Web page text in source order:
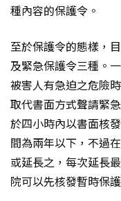
種內容的保護令。
至於保護令的態樣，
及緊急保護令三種。
被害人有急迫之危險
取代書面方式聲請緊
於四小時內以書面核
間為兩年以下，不過
或延長之，每次延長
院可以先核發暫時保